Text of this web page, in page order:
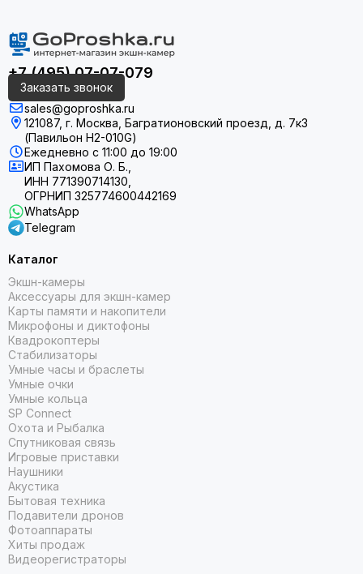
+7 (495) 07-07-079
Заказать звонок
sales@goproshka.ru
121087, г. Москва, Багратионовский проезд, д. 7к3
(Павильон H2-010G)
Ежедневно с 11:00 до 19:00
ИП Пахомова О. Б.,
ИНН 771390714130,
ОГРНИП 325774600442169
WhatsApp
Telegram
Каталог
Экшн-камеры
Аксессуары для экшн-камер
Карты памяти и накопители
Микрофоны и диктофоны
Квадрокоптеры
Стабилизаторы
Умные часы и браслеты
Умные очки
Умные кольца
SP Connect
Охота и Рыбалка
Спутниковая связь
Игровые приставки
Наушники
Акустика
Бытовая техника
Подавители дронов
Фотоаппараты
Хиты продаж
Видеорегистраторы